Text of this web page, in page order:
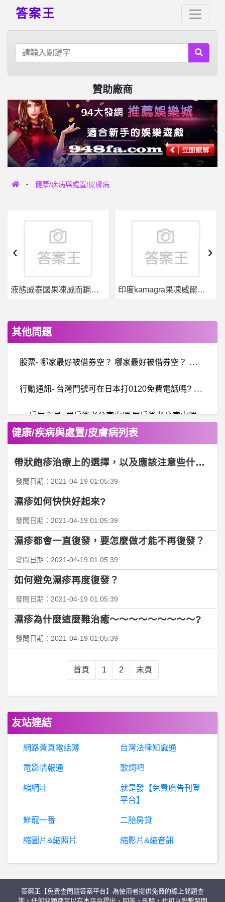
答案王
贊助廠商
健康/疾病與處置/皮膚病
液態威泰國果凍威而鋼哪裡買 印度kamagra果凍威爾剛用於治療男性勃起功能障礙
‹ ›
其他問題
股
票- 哪家最好被借券空？ 哪家最好被借券空？ 已刪文
行
動通訊- 台灣門號可在日本打0120免費電話嗎? 台灣門號可在日本打0120免費電話嗎?
房屋交易- 買房後老公寓處理 買房後老公寓處理
BaseballXXXX- 邦新秀簽約 邦新秀簽約
BaseballXXXX- 葉被續約 葉被續約
咖啡&蛋糕- Pablo迷你草莓巴斯克吃起來有水
速食- 我的麥當勞剛更新了 我的麥當勞剛更新了
變性- 中山醫謝明鴻
希
洽- 洛克人X5為什麼低預算感那麼重？ 洛克人X5為什麼低預算感那麼重？
Programming- VS2010加入web參考的問題
健康/疾病與處置/皮膚病列表
帶狀皰疹治療上的選擇，以及應該注意些什麼？
發問日期：2021-04-19 01:05:39
濕疹如何快快好起來?
發問日期：2021-04-19 01:05:39
濕疹都會一直復發，要怎麼做才能不再復發？
發問日期：2021-04-19 01:05:39
如何避免濕疹再度復發？
發問日期：2021-04-19 01:05:39
濕疹為什麼這麼難治癒～～～～～～～～～?
發問日期：2021-04-19 01:05:39
首頁 1 2 末頁
友站連結
網路黃頁電話簿 台灣法律知識通
電影情報通 歌詞吧
縮網址
就是發【免費廣告刊登
平台】
鮮寵一番 二胎房貸
縮圖片&縮照片 縮影片&縮音訊
答案王【免費查問題答案平台】為使用者提供免費的線上問題查